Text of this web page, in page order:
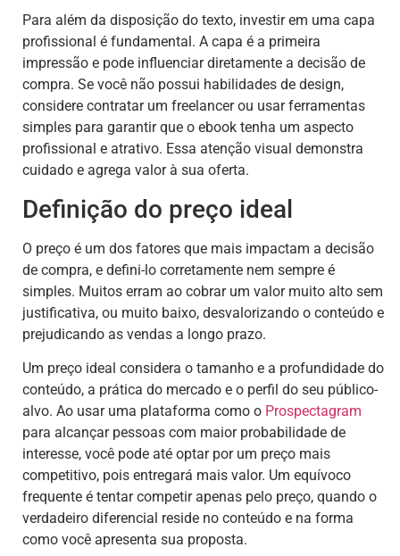
Para além da disposição do texto, investir em uma capa
profissional é fundamental. A capa é a primeira
impressão e pode influenciar diretamente a decisão de
compra. Se você não possui habilidades de design,
considere contratar um freelancer ou usar ferramentas
simples para garantir que o ebook tenha um aspecto
profissional e atrativo. Essa atenção visual demonstra
cuidado e agrega valor à sua oferta.
Definição do preço ideal
O preço é um dos fatores que mais impactam a decisão
de compra, e defini-lo corretamente nem sempre é
simples. Muitos erram ao cobrar um valor muito alto sem
justificativa, ou muito baixo, desvalorizando o conteúdo e
prejudicando as vendas a longo prazo.
Um preço ideal considera o tamanho e a profundidade do
conteúdo, a prática do mercado e o perfil do seu público-
alvo. Ao usar uma plataforma como o Prospectagram
para alcançar pessoas com maior probabilidade de
interesse, você pode até optar por um preço mais
competitivo, pois entregará mais valor. Um equívoco
frequente é tentar competir apenas pelo preço, quando o
verdadeiro diferencial reside no conteúdo e na forma
como você apresenta sua proposta.